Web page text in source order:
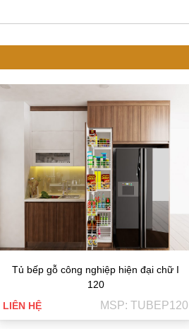
Tủ bếp gỗ công nghiệp hiện đại chữ I
120
LIÊN HỆ
MSP: TUBEP120